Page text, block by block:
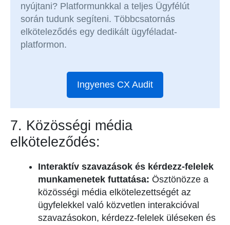
nyújtani? Platformunkkal a teljes Ügyfélút
során tudunk segíteni. Többcsatornás
elköteleződés egy dedikált ügyféladat-
platformon.
Ingyenes CX Audit
7. Közösségi média
elköteleződés:
Interaktív szavazások és kérdezz-felelek
munkamenetek futtatása: Ösztönözze a
közösségi média elkötelezettségét az
ügyfelekkel való közvetlen interakcióval
szavazásokon, kérdezz-felelek üléseken és